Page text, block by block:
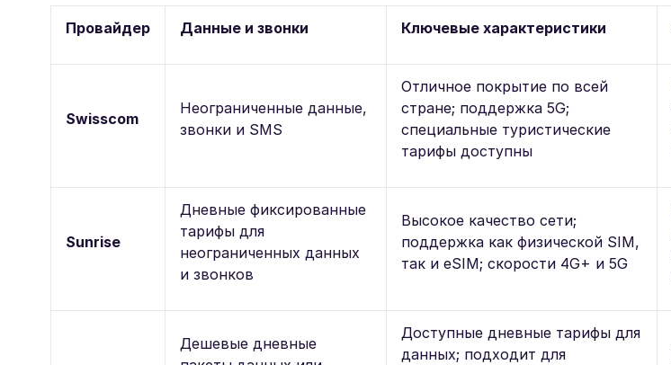
Провайдер Данные и звонки Ключевые характеристики
Swisscom
Неограниченные данные,
звонки и SMS
Отличное покрытие по всей
стране; поддержка 5G;
специальные туристические
тарифы доступны
Sunrise
Дневные фиксированные
тарифы для
неограниченных данных
и звонков
Высокое качество сети;
поддержка как физической SIM,
так и eSIM; скорости 4G+ и 5G
Дешевые дневные
Доступные дневные тарифы для
данных; подходит для